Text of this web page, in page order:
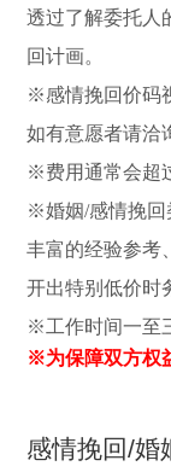
透过了解委托人
回计画。
※感情挽回价码
如有意愿者请洽
※费用通常会超
※婚姻/感情挽回
丰富的经验参考
开出特别低价时
※工作时间一至
※为保障双方权
感情挽回/婚